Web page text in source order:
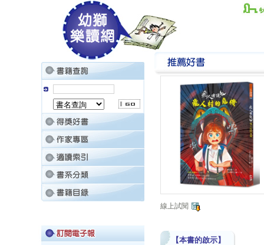
線上試閱
【本書的啟示】